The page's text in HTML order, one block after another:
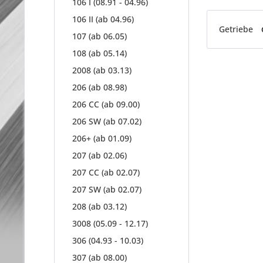
106 II (ab 04.96)
107 (ab 06.05)
108 (ab 05.14)
2008 (ab 03.13)
206 (ab 08.98)
206 CC (ab 09.00)
206 SW (ab 07.02)
206+ (ab 01.09)
207 (ab 02.06)
207 CC (ab 02.07)
207 SW (ab 02.07)
208 (ab 03.12)
3008 (05.09 - 12.17)
306 (04.93 - 10.03)
307 (ab 08.00)
Getriebe